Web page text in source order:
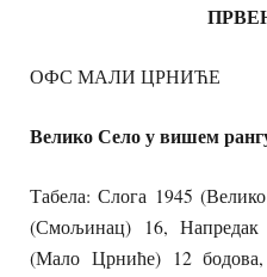
ОФС МАЛИ ЦРНИЋЕ
Велико Село у вишем
Табела: Слога 1945
(Смољинац) 16,
(Мало Црниће) 12